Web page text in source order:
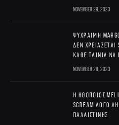
November 29, 2023
Ψύχραιμη
δεν χρειάζεται
κάθε ταινία
November 28, 2023
Η ηθοποιός
Scream λόγω
Παλαιστίνης